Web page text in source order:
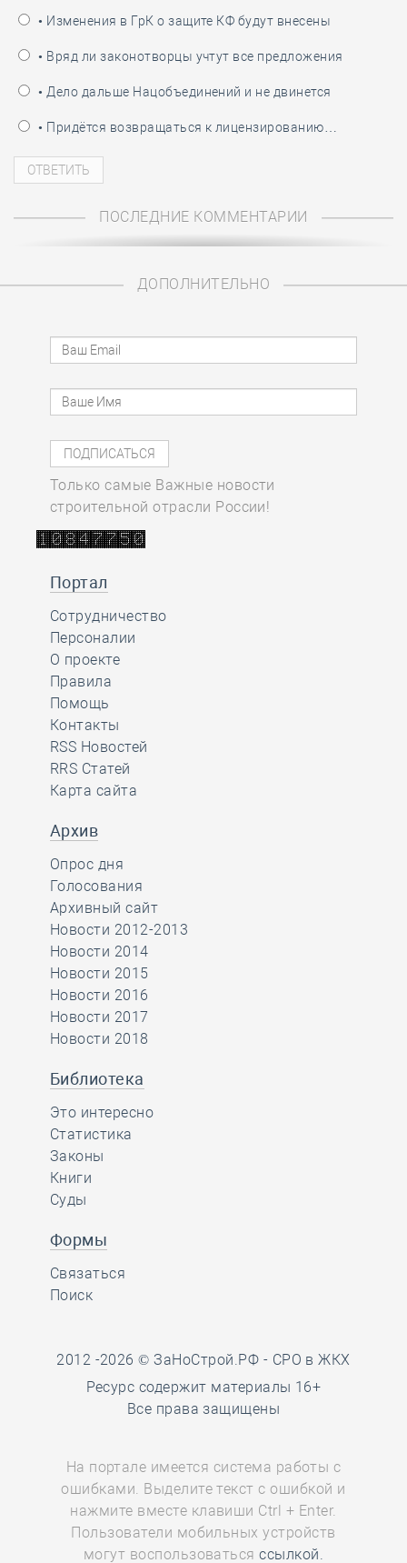
http://zanostroy.ru wants to:
Show notifications
• Изменения в ГрК о защите КФ будут внесены
• Вряд ли законотворцы учтут все предложения
• Дело дальше Нацобъединений и не двинется
• Придётся возвращаться к лицензированию…
ПОСЛЕДНИЕ КОММЕНТАРИИ
ДОПОЛНИТЕЛЬНО
Только самые Важные новости
строительной отрасли России!
Портал
Сотрудничество
Персоналии
О проекте
Правила
Помощь
Контакты
RSS Новостей
RRS Статей
Карта сайта
Архив
Опрос дня
Голосования
Архивный сайт
Новости 2012-2013
Новости 2014
Новости 2015
Новости 2016
Новости 2017
Новости 2018
Библиотека
Это интересно
Статистика
Законы
Книги
Суды
Формы
Связаться
Поиск
2012 -2026 © ЗаНоСтрой.РФ - СРО в ЖКХ
Ресурс содержит материалы 16+
Все права защищены
На портале имеется система работы с
ошибками. Выделите текст с ошибкой и
нажмите вместе клавиши Ctrl + Enter.
Пользователи мобильных устройств
могут воспользоватьсяссылкой.